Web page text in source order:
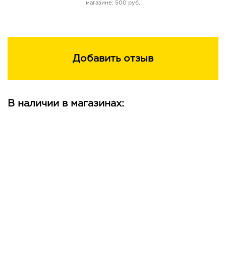
магазине: 500 руб.
Добавить отзыв
В наличии в магазинах: